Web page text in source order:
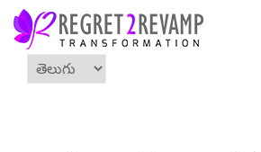
Skip
to
content
Choose
a